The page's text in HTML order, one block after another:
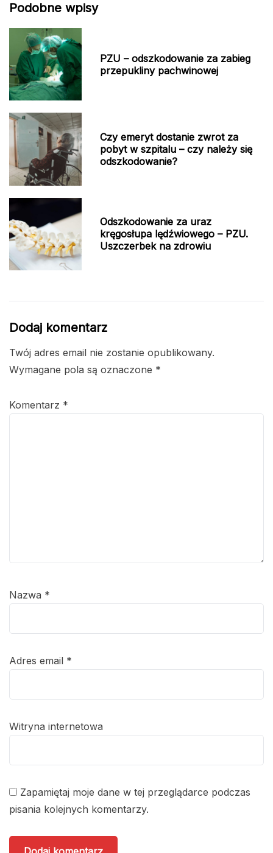
Podobne wpisy
PZU – odszkodowanie za zabieg
przepukliny pachwinowej
Czy emeryt dostanie zwrot za
pobyt w szpitalu – czy należy się
odszkodowanie?
Odszkodowanie za uraz
kręgosłupa lędźwiowego – PZU.
Uszczerbek na zdrowiu
Dodaj komentarz
Twój adres email nie zostanie opublikowany.
Wymagane pola są oznaczone *
Komentarz *
Nazwa *
Adres email *
Witryna internetowa
Zapamiętaj moje dane w tej przeglądarce podczas
pisania kolejnych komentarzy.